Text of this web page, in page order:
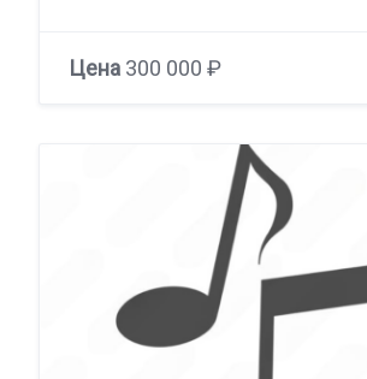
Цена 300 000 ₽